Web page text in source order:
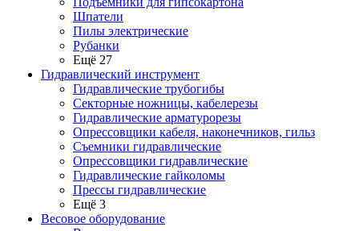
Шпатели
Пилы электрические
Рубанки
Ещё 27
Гидравлический инструмент
Гидравлические трубогибы
Секторные ножницы, кабелерезы
Гидравлические арматурорезы
Опрессовщики кабеля, наконечников, гильз
Съемники гидравлические
Опрессовщики гидравлические
Гидравлические гайколомы
Прессы гидравлические
Ещё 3
Весовое оборудование